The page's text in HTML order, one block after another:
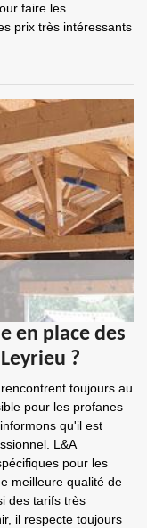
faire les
prix très intéressants
en place des
?
toujours au
pour les profanes
qu'il est
L&A
pour les
meilleure qualité de
des tarifs très
il respecte toujours